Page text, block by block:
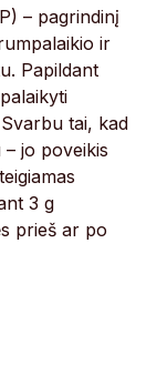
– pagrindinį
ir
Papildant
tai, kad
jo poveikis
3 g
prieš ar po